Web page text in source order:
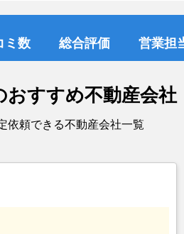
ミ数 総合評価 営業担
おすすめ不動産会社
依頼できる不動産会社一覧